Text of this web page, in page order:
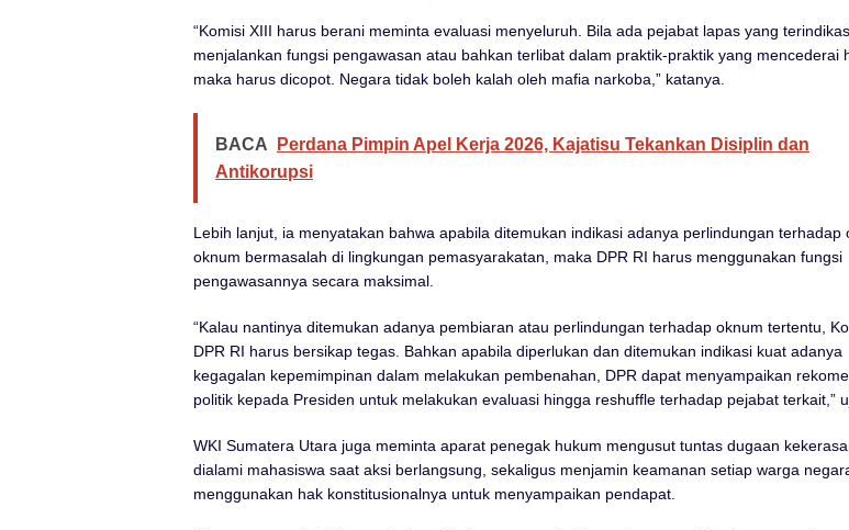
“Komisi XIII harus berani meminta evaluasi menyeluruh. Bila ada pejabat lapas yang
menjalankan fungsi pengawasan atau bahkan terlibat dalam praktik-praktik yang mencederai
maka harus dicopot. Negara tidak boleh kalah oleh mafia narkoba,” katanya.
BACA
Perdana Pimpin Apel Kerja 2026, Kajatisu Tekankan Disiplin dan
Antikorupsi
Lebih lanjut, ia menyatakan bahwa apabila ditemukan indikasi adanya perlindungan terhadap
oknum bermasalah di lingkungan pemasyarakatan, maka DPR RI harus menggunakan fungsi
pengawasannya secara maksimal.
“Kalau nantinya ditemukan adanya pembiaran atau perlindungan terhadap oknum tertentu,
DPR RI harus bersikap tegas. Bahkan apabila diperlukan dan ditemukan indikasi kuat adanya
kegagalan kepemimpinan dalam melakukan pembenahan, DPR dapat menyampaikan
politik kepada Presiden untuk melakukan evaluasi hingga reshuffle terhadap pejabat terkait,”
WKI Sumatera Utara juga meminta aparat penegak hukum mengusut tuntas dugaan
dialami mahasiswa saat aksi berlangsung, sekaligus menjamin keamanan setiap warga
menggunakan hak konstitusionalnya untuk menyampaikan pendapat.